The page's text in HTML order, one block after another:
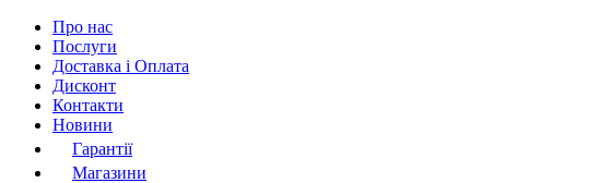
Про нас
Послуги
Доставка і Оплата
Дисконт
Контакти
Новини
Гарантії
Магазини